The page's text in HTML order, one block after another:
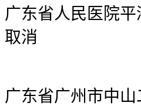
广东省人民医院平
取消
广东省广州市中山